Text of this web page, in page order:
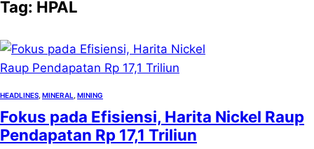
Tag: HPAL
HEADLINES MINERAL MINING
Fokus pada Efisiensi, Harita Nickel Raup
Pendapatan Rp 17,1 Triliun